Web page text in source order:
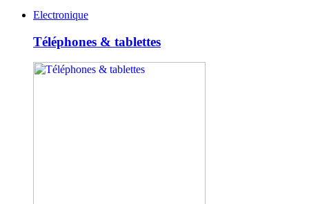
Electronique
Téléphones & tablettes